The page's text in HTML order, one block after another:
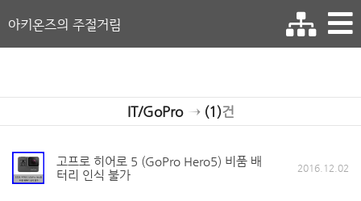
아키온즈의 주절거림
IT/GoPro→ (1)건
고프로 히어로 5 (GoPro Hero5) 비품 배
터리 인식 불가
2016.12.02